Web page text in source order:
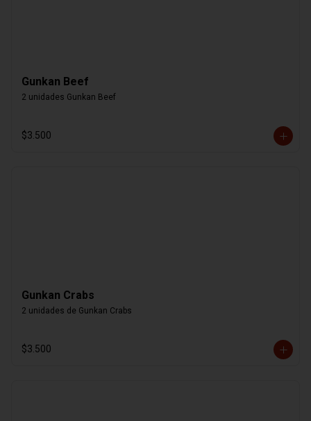
Gunkan Beef
2 unidades Gunkan Beef
$3.500
Gunkan Crabs
2 unidades de Gunkan Crabs
$3.500